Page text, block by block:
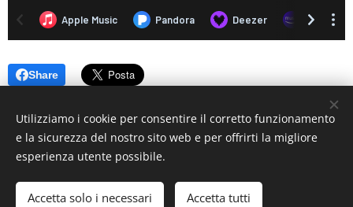
Share
© 2019 www.artistionline.tv
Email: info@artistionline.tv Tel.3925001708 P.IVA 02838250351
Utilizziamo i cookie per consentire il corretto funzionamento
e la sicurezza del nostro sito web e per offrirti la migliore
esperienza utente possibile.
Accetta solo i necessari Accetta tutti